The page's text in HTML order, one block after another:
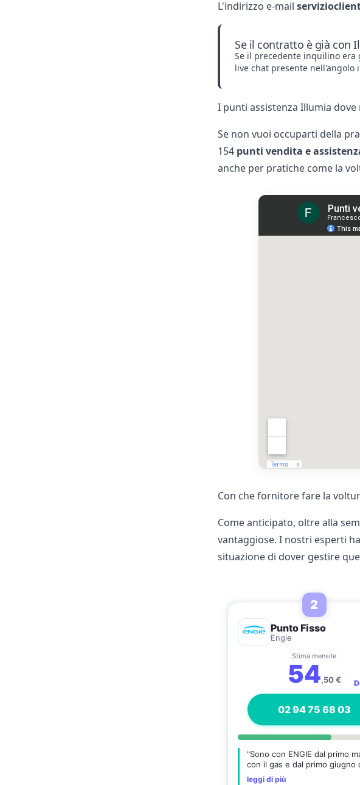
L'indirizzo e-mail
Se il contratto è già con
Se il precedente inquilino era
live chat presente
I punti assistenza Illumia
Se non vuoi occuparti della
154 punti vendita e
anche per pratiche come la
Con che fornitore fare la
Come anticipato, oltre alla
vantaggiose. I nostri esperti
situazione di dover gestire
2
Punto Fisso
Engie
Stima mensile
54,50 €
02 94 75 68 03
"Sono con ENGIE dal primo
con il gas e dal primo giugno
luce. Per ora nessun
leggi di più